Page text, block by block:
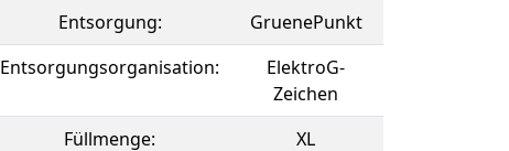
Entsorgung:
GruenePunkt
Entsorgungsorganisation:
ElektroG-
Zeichen
Füllmenge:
XL